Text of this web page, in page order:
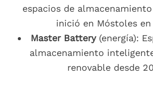
espacios de
inició en Móstoles en
Master Battery(energía):
almacenamiento
renovable desde